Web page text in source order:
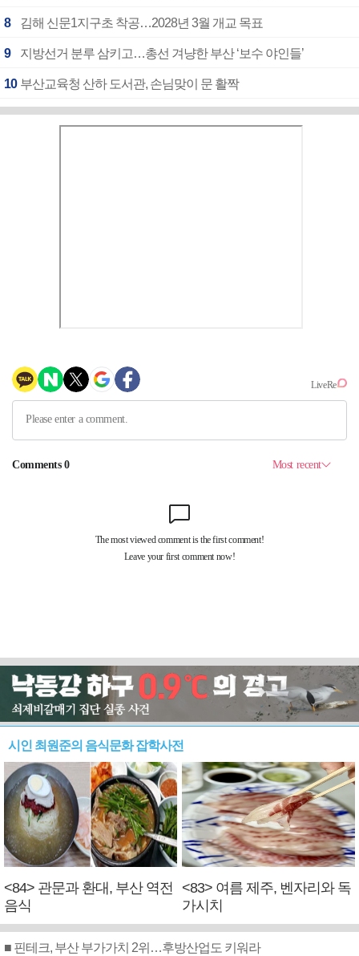
8 김해 신문1지구초 착공…2028년 3월 개교 목표
9 지방선거 분루 삼키고…총선 겨냥한 부산 ‘보수 야인들’
10 부산교육청 산하 도서관, 손님맞이 문 활짝
시인 최원준의 음식문화 잡학사전
<84> 관문과 환대, 부산 역전
음식
<83> 여름 제주, 벤자리와 독
가시치
■ 핀테크, 부산 부가가치 2위…후방산업도 키워라